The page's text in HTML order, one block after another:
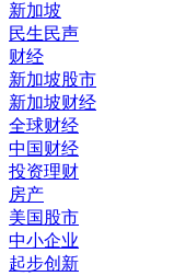
新加坡
民生民声
财经
新加坡股市
新加坡财经
全球财经
中国财经
投资理财
房产
美国股市
中小企业
起步创新